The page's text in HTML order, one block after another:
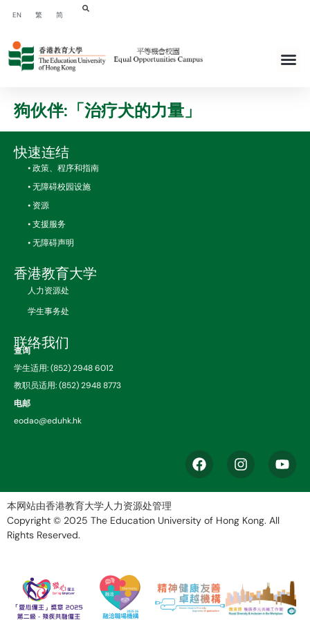
EN 繁 简
狗伙伴:「治疗犬的力量」
快速连结
• 政策、程序和指南
• 无障碍校园设施
• 资源
• 支援服务
• 无障碍声明
香港教育大学
人力资源处
学生事务处
联络我们
查询
学生适用: (852) 2948 6012
教职员适用: (852) 2948 8773
电邮
eodao@eduhk.hk
本网站由香港教育大学人力资源处管理
Copyright © 2025 The Education University of Hong Kong. All
Rights Reserved.